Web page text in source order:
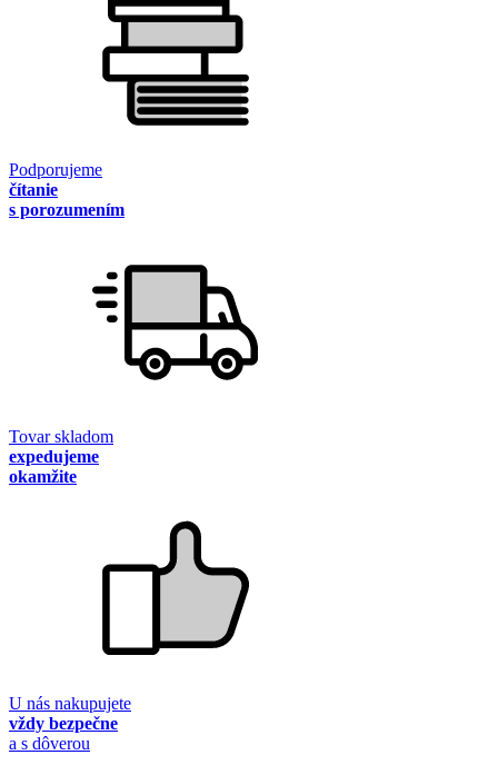
Podporujeme
čítanie
s porozumením
Tovar skladom
expedujeme
okamžite
U nás nakupujete
vždy bezpečne
a s dôverou